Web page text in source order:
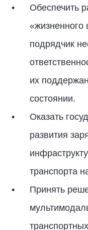
Обеспечить
«жизненного
подрядчик
их
состоянии.
Оказать
развития
транспорта
Принять